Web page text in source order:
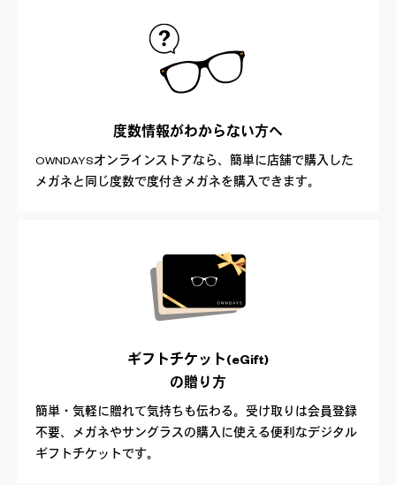
度数情報がわからない方へ
OWNDAYSオンラインストアなら、簡単に店舗で購入した
メガネと同じ度数で度付きメガネを購入できます。
ギフトチケット(eGift)
の贈り方
簡単・気軽に贈れて気持ちも伝わる。受け取りは会員登録
不要、メガネやサングラスの購入に使える便利なデジタル
ギフトチケットです。